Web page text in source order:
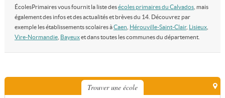
ÉcolesPrimaires vous fournit la liste desécoles primaires du Calvados, mais
également des infos et des actualités et brèves du 14. Découvrez par
exemple les établissements scolaires àCaen Hérouville-Saint-Clair, Lisieux,
Vire-Normandie, Bayeuxet dans toutes les communes du département.
Trouver une école